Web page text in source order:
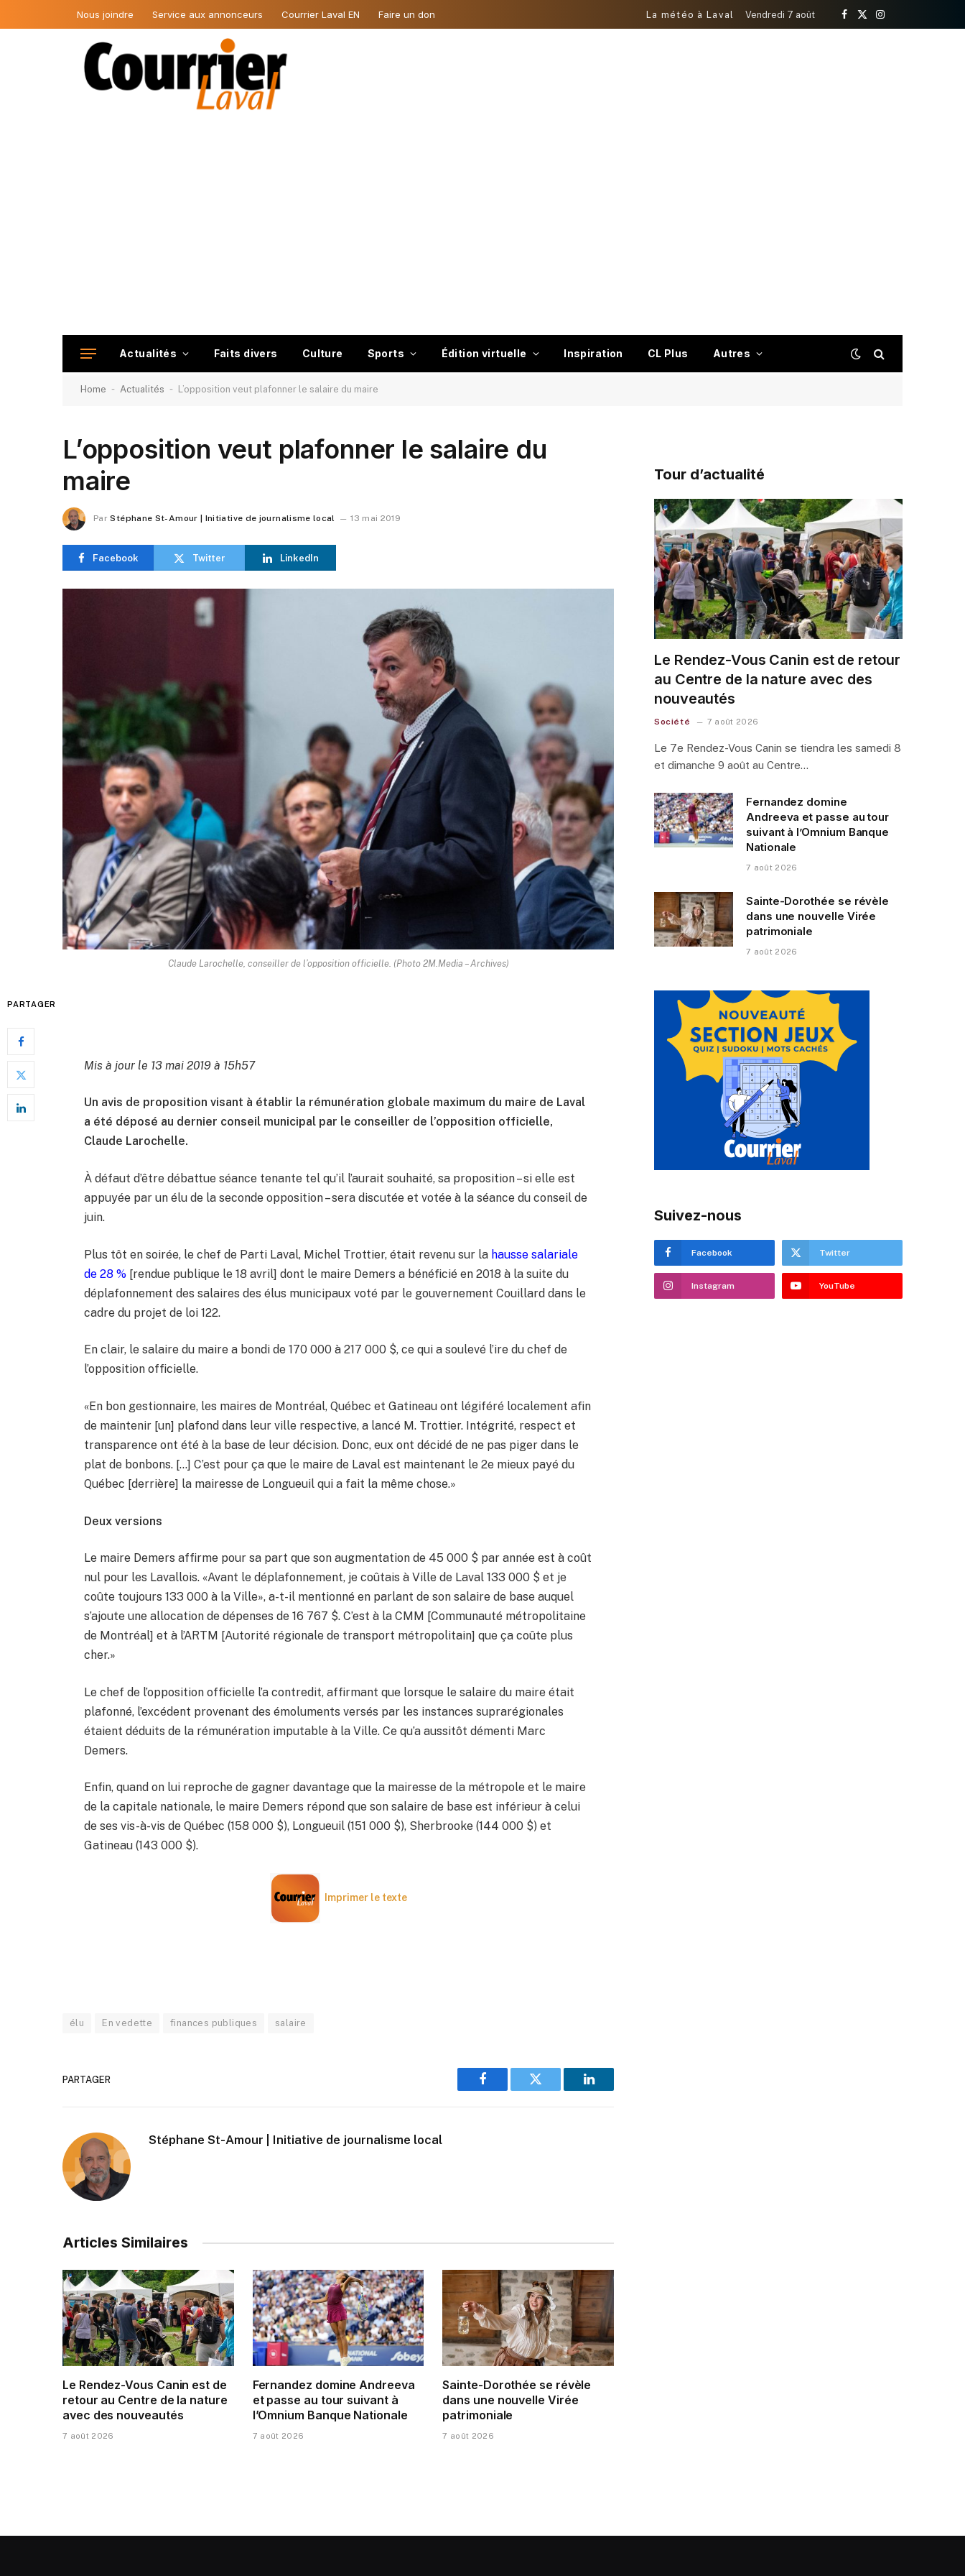
Nous joindre Service aux annonceurs Courrier Laval EN Faire un don La météo à Laval Vendredi 7 août
Facebook
X
Instagram
Actualités Faits divers Culture Sports Édition virtuelle Inspiration CL Plus Autres
Home - Actualités - L’opposition veut plafonner le salaire du maire
L’opposition veut plafonner le salaire du
maire
Par Stéphane St-Amour | Initiative de journalisme local 13 mai 2019
Facebook Twitter LinkedIn
Claude Larochelle, conseiller de l’opposition officielle. (Photo 2M.Media – Archives)
PARTAGER
Mis à jour le 13 mai 2019 à 15h57
Un avis de proposition visant à établir la rémunération globale maximum du maire de Laval
a été déposé au dernier conseil municipal par le conseiller de l’opposition officielle,
Claude Larochelle.
À défaut d’être débattue séance tenante tel qu’il l’aurait souhaité, sa proposition – si elle est
appuyée par un élu de la seconde opposition – sera discutée et votée à la séance du conseil de
juin.
Plus tôt en soirée, le chef de Parti Laval, Michel Trottier, était revenu sur la hausse salariale
de 28 % [rendue publique le 18 avril] dont le maire Demers a bénéficié en 2018 à la suite du
déplafonnement des salaires des élus municipaux voté par le gouvernement Couillard dans le
cadre du projet de loi 122.
En clair, le salaire du maire a bondi de 170 000 à 217 000 $, ce qui a soulevé l’ire du chef de
l’opposition officielle.
«En bon gestionnaire, les maires de Montréal, Québec et Gatineau ont légiféré localement afin
de maintenir [un] plafond dans leur ville respective, a lancé M. Trottier. Intégrité, respect et
transparence ont été à la base de leur décision. Donc, eux ont décidé de ne pas piger dans le
plat de bonbons. […] C’est pour ça que le maire de Laval est maintenant le 2e mieux payé du
Québec [derrière] la mairesse de Longueuil qui a fait la même chose.»
Deux versions
Le maire Demers affirme pour sa part que son augmentation de 45 000 $ par année est à coût
nul pour les Lavallois. «Avant le déplafonnement, je coûtais à Ville de Laval 133 000 $ et je
coûte toujours 133 000 à la Ville», a-t-il mentionné en parlant de son salaire de base auquel
s’ajoute une allocation de dépenses de 16 767 $. C’est à la CMM [Communauté métropolitaine
de Montréal] et à l’ARTM [Autorité régionale de transport métropolitain] que ça coûte plus
cher.»
Le chef de l’opposition officielle l’a contredit, affirmant que lorsque le salaire du maire était
plafonné, l’excédent provenant des émoluments versés par les instances suprarégionales
étaient déduits de la rémunération imputable à la Ville. Ce qu’a aussitôt démenti Marc
Demers.
Enfin, quand on lui reproche de gagner davantage que la mairesse de la métropole et le maire
de la capitale nationale, le maire Demers répond que son salaire de base est inférieur à celui
de ses vis-à-vis de Québec (158 000 $), Longueuil (151 000 $), Sherbrooke (144 000 $) et
Gatineau (143 000 $).
Imprimer le texte
élu En vedette finances publiques salaire
PARTAGER
Facebook Twitter LinkedIn
Stéphane St-Amour | Initiative de journalisme local
Articles Similaires
Le Rendez-Vous Canin est de
retour au Centre de la nature
avec des nouveautés
7 août 2026
Fernandez domine Andreeva
et passe au tour suivant à
l’Omnium Banque Nationale
7 août 2026
Sainte-Dorothée se révèle
dans une nouvelle Virée
patrimoniale
7 août 2026
Tour d’actualité
Le Rendez-Vous Canin est de retour
au Centre de la nature avec des
nouveautés
Société 7 août 2026
Le 7e Rendez-Vous Canin se tiendra les samedi 8
et dimanche 9 août au Centre…
Fernandez domine
Andreeva et passe au tour
suivant à l’Omnium Banque
Nationale
7 août 2026
Sainte-Dorothée se révèle
dans une nouvelle Virée
patrimoniale
7 août 2026
Suivez-nous
Facebook Twitter
Instagram YouTube